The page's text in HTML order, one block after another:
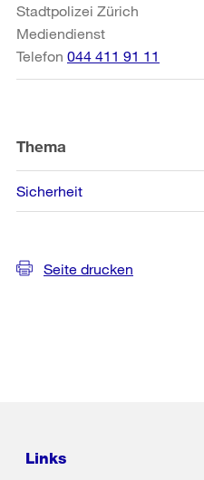
Stadtpolizei Zürich
Mediendienst
Telefon 044 411 91 11
Thema
Sicherheit
Seite drucken
Links